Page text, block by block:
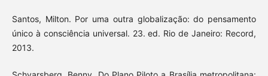
Santos, Milton. Por uma outra globalização: do pensamento
único à consciência universal. 23. ed. Rio de Janeiro: Record,
2013.